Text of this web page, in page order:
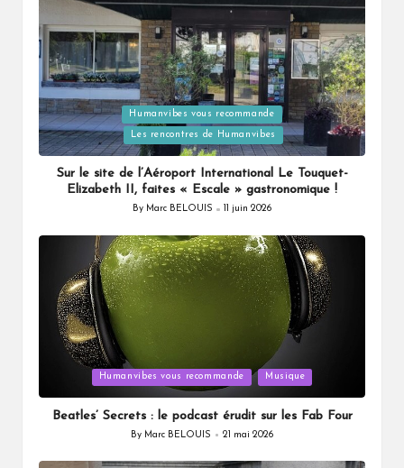
Posted
in
Humanvibes vous recommande
Les rencontres de Humanvibes
Sur le site de l’Aéroport International Le Touquet-
Elizabeth II, faites « Escale » gastronomique !
Posted
By Marc BELOUIS 11 juin 2026
in
Humanvibes vous recommande Musique
Beatles’ Secrets : le podcast érudit sur les Fab Four
Posted
By Marc BELOUIS 21 mai 2026